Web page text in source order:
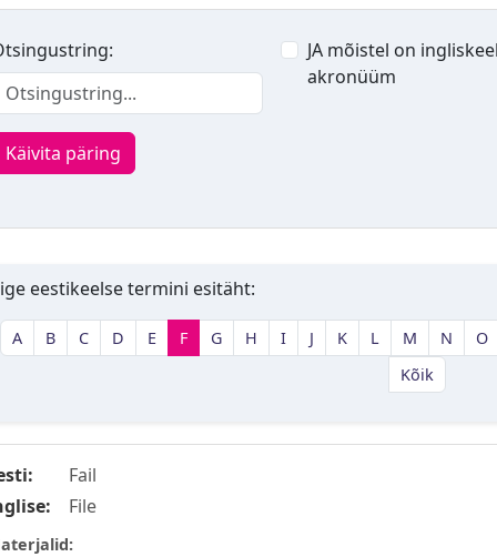
JA mõistel on
akronüüm
Käivita päring
eestikeelse termini esitäht:
A B C D E F G H I J K L M N
O
Kõik
Fail
File